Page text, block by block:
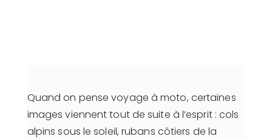
Quand on pense voyage à moto, certaines
images viennent tout de suite à l’esprit : cols
alpins sous le soleil, rubans côtiers de la